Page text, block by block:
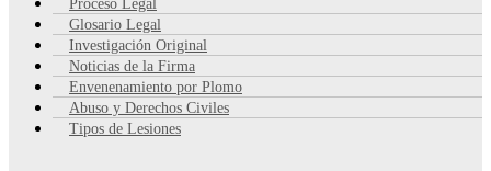
Proceso Legal
Glosario Legal
Investigación Original
Noticias de la Firma
Envenenamiento por Plomo
Abuso y Derechos Civiles
Tipos de Lesiones